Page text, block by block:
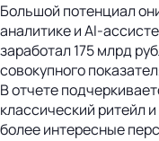
Большой потенциал
аналитике и AI-
заработал 175 млрд
совокупного
В отчете
классический ритейл
более интересные